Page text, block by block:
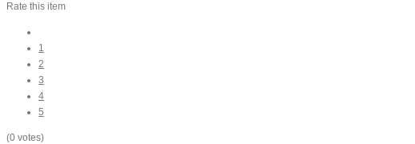
Rate this item
1
2
3
4
5
(0 votes)